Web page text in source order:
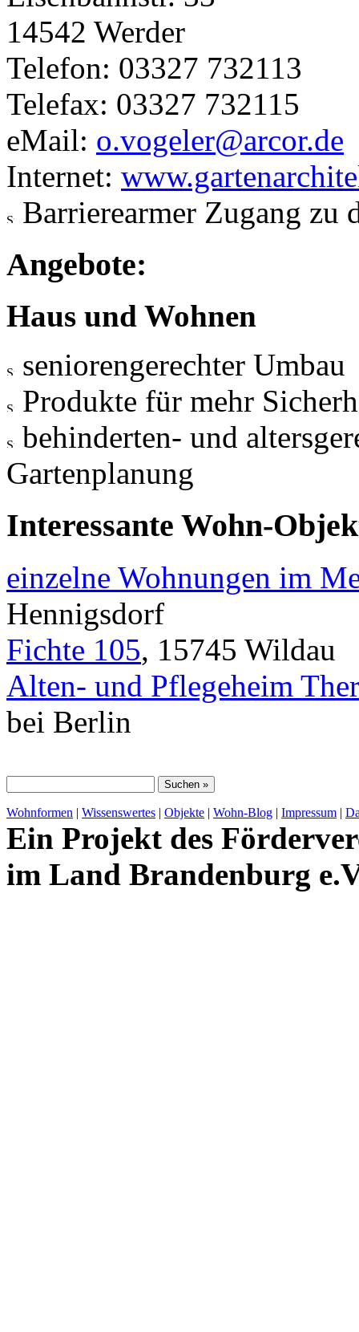
14542 Werder
Telefon: 03327 732113
Telefax: 03327 732115
eMail: o.vogeler@arcor.de
Internet:
Barrierearmer Zugang zu
Angebote:
Haus und Wohnen
seniorengerechter Umbau
Produkte für mehr
behinderten- und
Gartenplanung
Interessante Wohn-
einzelne Wohnungen im
Hennigsdorf
Fichte 105, 15745 Wildau
Alten- und Pflegeheim
bei Berlin
Wohnformen | Wissenswertes | Objekte | Wohn-Blog | Impressum |
Ein Projekt des
im Land Brandenburg